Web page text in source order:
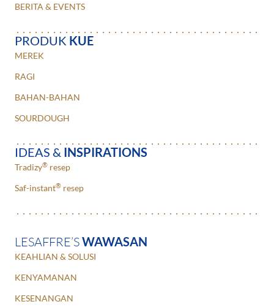
BERITA & EVENTS
PRODUK KUE
MEREK
RAGI
BAHAN-BAHAN
SOURDOUGH
IDEAS & INSPIRATIONS
Tradizy® resep
Saf-instant® resep
LESAFFRE’SWAWASAN
KEAHLIAN & SOLUSI
KENYAMANAN
KESENANGAN